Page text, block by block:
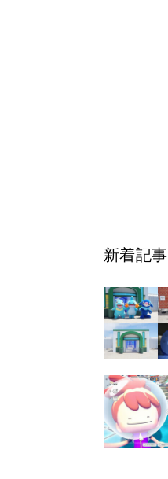
新着記事